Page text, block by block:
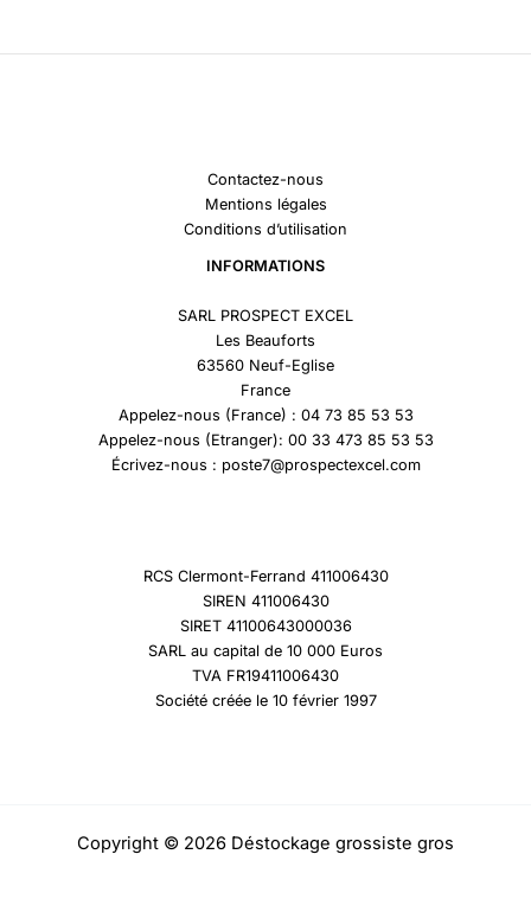
Contactez-nous
Mentions légales
Conditions d’utilisation
INFORMATIONS
SARL PROSPECT EXCEL
Les Beauforts
63560 Neuf-Eglise
France
Appelez-nous (France) : 04 73 85 53 53
Appelez-nous (Etranger): 00 33 473 85 53 53
Écrivez-nous : poste7@prospectexcel.com
RCS Clermont-Ferrand 411006430
SIREN 411006430
SIRET 41100643000036
SARL au capital de 10 000 Euros
TVA FR19411006430
Société créée le 10 février 1997
Copyright © 2026 Déstockage grossiste gros